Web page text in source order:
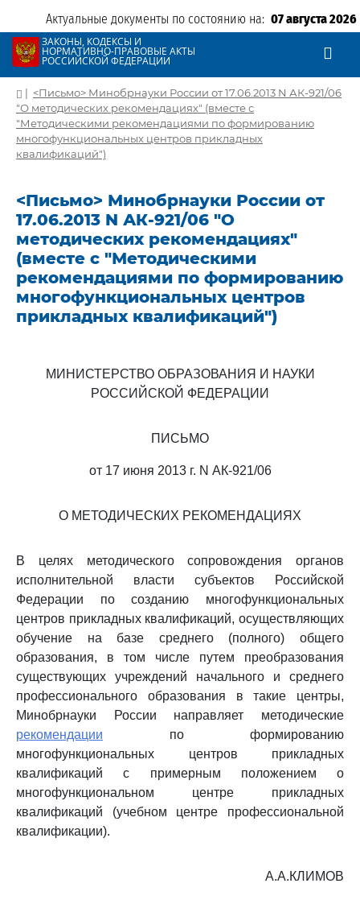
Актуальные документы по состоянию на: 07 августа 2026
ЗАКОНЫ, КОДЕКСЫ И
НОРМАТИВНО-ПРАВОВЫЕ АКТЫ
РОССИЙСКОЙ ФЕДЕРАЦИИ
| <Письмо> Минобрнауки России от 17.06.2013 N АК-921/06
"О методических рекомендациях" (вместе с
"Методическими рекомендациями по формированию
многофункциональных центров прикладных
квалификаций")
<Письмо> Минобрнауки России от
17.06.2013 N АК-921/06 "О
методических рекомендациях"
(вместе с "Методическими
рекомендациями по формированию
многофункциональных центров
прикладных квалификаций")
МИНИСТЕРСТВО ОБРАЗОВАНИЯ И НАУКИ
РОССИЙСКОЙ ФЕДЕРАЦИИ
ПИСЬМО
от 17 июня 2013 г. N АК-921/06
О МЕТОДИЧЕСКИХ РЕКОМЕНДАЦИЯХ
В целях методического сопровождения органов
исполнительной власти субъектов Российской
Федерации по созданию многофункциональных
центров прикладных квалификаций, осуществляющих
обучение на базе среднего (полного) общего
образования, в том числе путем преобразования
существующих учреждений начального и среднего
профессионального образования в такие центры,
Минобрнауки России направляет методические
рекомендации по формированию
многофункциональных центров прикладных
квалификаций с примерным положением о
многофункциональном центре прикладных
квалификаций (учебном центре профессиональной
квалификации).
А.А.КЛИМОВ